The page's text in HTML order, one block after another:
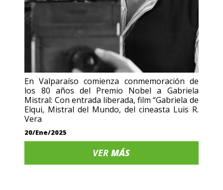
En Valparaíso comienza conmemoración de
los 80 años del Premio Nobel a Gabriela
Mistral: Con entrada liberada, film “Gabriela de
Elqui, Mistral del Mundo, del cineasta Luis R.
Vera
20/Ene/2025
VERMÁS